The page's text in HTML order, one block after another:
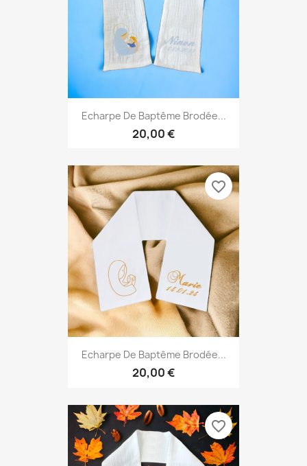
Echarpe De Baptême Brodée...
20,00 €
Echarpe De Baptême Brodée...
20,00 €
favorite_border
favorite_border